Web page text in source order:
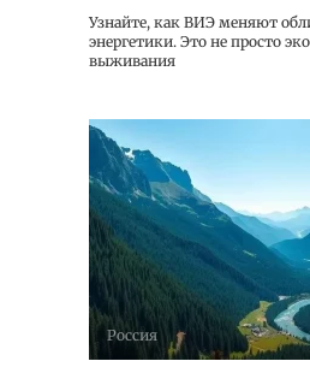
Узнайте, как ВИЭ меняют
энергетики. Это не просто
выживания
Россия